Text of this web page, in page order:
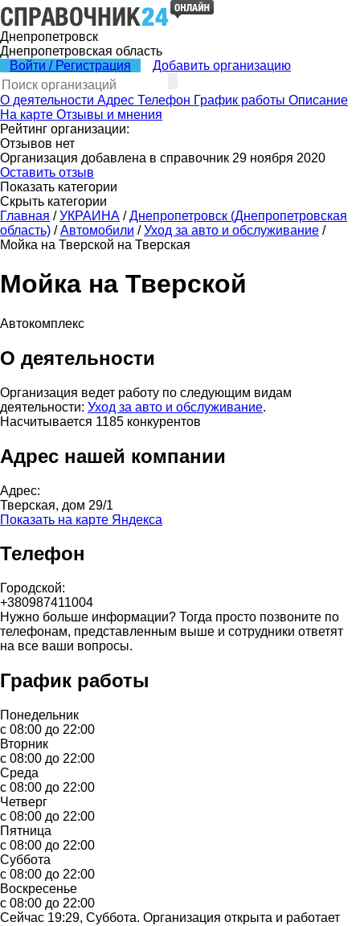
Днепропетровск
Днепропетровская область
Войти / Регистрация
Добавить организацию
О деятельности Адрес Телефон График работы Описание
На карте Отзывы и мнения
Рейтинг организации:
Отзывов нет
Организация добавлена в справочник 29 ноября 2020
Оставить отзыв
Показать категории
Скрыть категории
Главная / УКРАИНА / Днепропетровск (Днепропетровская
область) / Автомобили / Уход за авто и обслуживание /
Мойка на Тверской на Тверская
Мойка на Тверской
Автокомплекс
О деятельности
Организация ведет работу по следующим видам
деятельности: Уход за авто и обслуживание.
Насчитывается 1185 конкурентов
Адрес нашей компании
Адрес:
Тверская, дом 29/1
Показать на карте Яндекса
Телефон
Городской:
+380987411004
Нужно больше информации? Тогда просто позвоните по
телефонам, представленным выше и сотрудники ответят
на все ваши вопросы.
График работы
Понедельник
с 08:00 до 22:00
Вторник
с 08:00 до 22:00
Среда
с 08:00 до 22:00
Четверг
с 08:00 до 22:00
Пятница
с 08:00 до 22:00
Суббота
с 08:00 до 22:00
Воскресенье
с 08:00 до 22:00
Сейчас 19:29, Суббота. Организация открыта и работает